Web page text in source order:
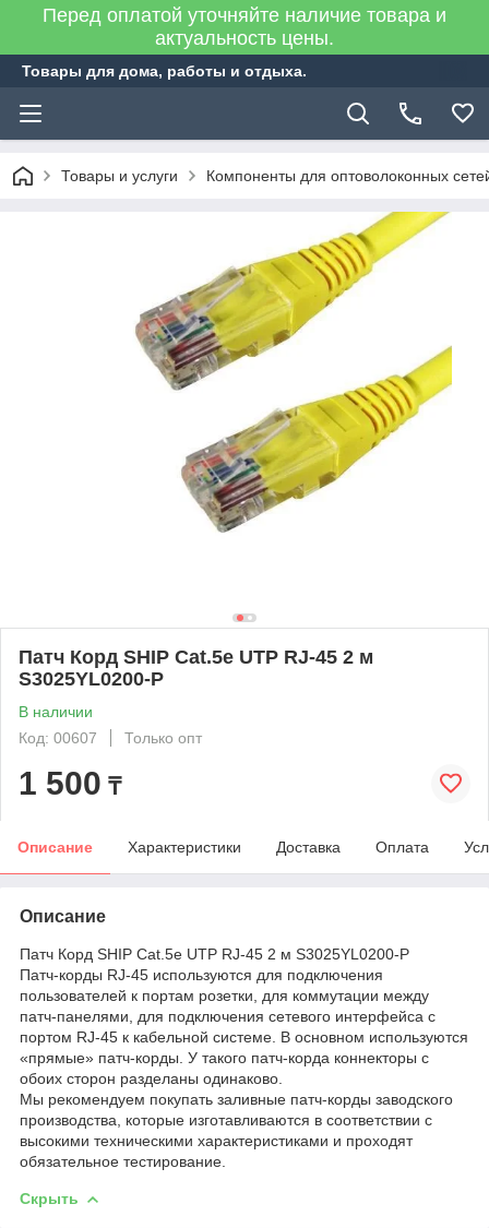
Перед оплатой уточняйте наличие товара и
актуальность цены.
Товары для дома, работы и отдыха.
Товары и услуги Компоненты для оптоволоконных
Патч Корд SHIP Cat.5e UTP RJ-45 2 м
S3025YL0200-P
В наличии
Код: 00607
Только опт
1 500 ₸
Описание Характеристики Доставка Оплата
Описание
Патч Корд SHIP Cat.5e UTP RJ-45 2 м S3025YL0200-P
Патч-корды RJ-45 используются для подключения
пользователей к портам розетки, для коммутации между
патч-панелями, для подключения сетевого интерфейса c
портом RJ-45 к кабельной системе. В основном используются
«прямые» патч-корды. У такого патч-корда коннекторы с
обоих сторон разделаны одинаково.
Мы рекомендуем покупать заливные патч-корды заводского
производства, которые изготавливаются в соответствии с
высокими техническими характеристиками и проходят
обязательное тестирование.
Скрыть